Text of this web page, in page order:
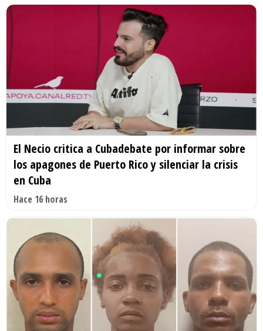
El Necio critica a Cubadebate por informar sobre
los apagones de Puerto Rico y silenciar la crisis
en Cuba
Hace 16 horas